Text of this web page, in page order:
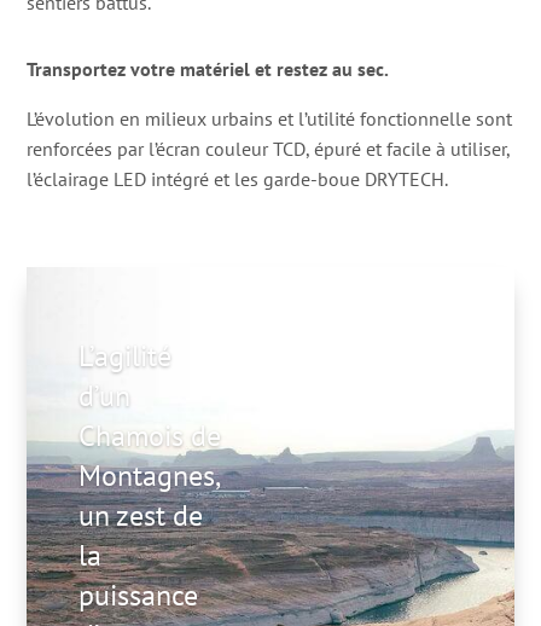
Transportez votre matériel et restez au sec.
L’évolution en milieux urbains et l’utilité fonctionnelle sont
renforcées par l’écran couleur TCD, épuré et facile à utiliser,
l’éclairage LED intégré et les garde-boue DRYTECH.
L’agilité
d’un
Chamois de
Montagnes,
un zest de
la
puissance